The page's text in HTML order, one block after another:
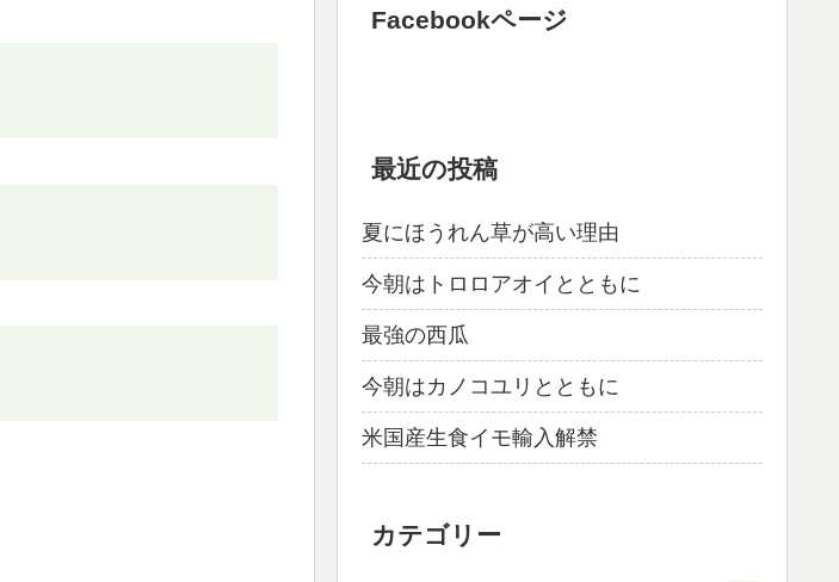
Facebookページ
最近の投稿
夏にほうれん草が高い理由
今朝はトロロアオイとともに
最強の西瓜
今朝はカノコユリとともに
米国産生食イモ輸入解禁
カテゴリー